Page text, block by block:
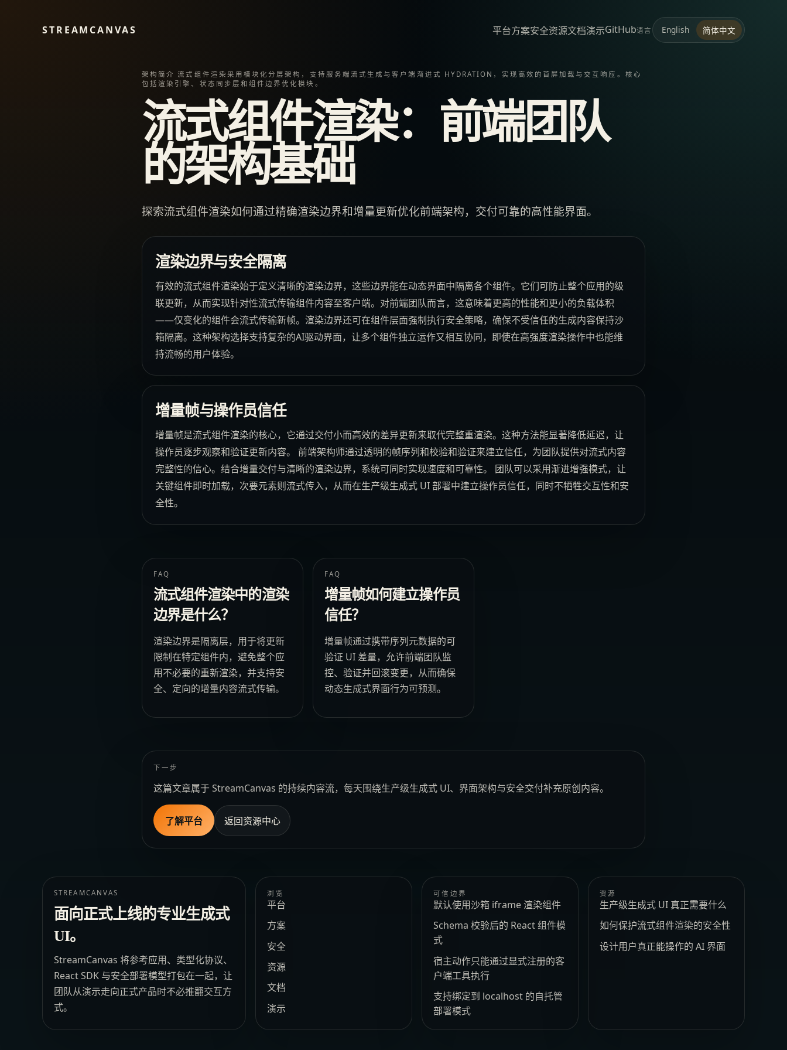
STREAMCANVAS 平台方案安全资源文档演示GitHub语言 English 简体中文
架构简介 流式组件渲染采用模块化分层架构，支持服务端流式生成与客户端渐进式 HYDRATION，实现高效的首屏加载与交互响应。核心
包括渲染引擎、状态同步层和组件边界优化模块。
流式组件渲染：前端团队
的架构基础
探索流式组件渲染如何通过精确渲染边界和增量更新优化前端架构，交付可靠的高性能界面。
渲染边界与安全隔离
有效的流式组件渲染始于定义清晰的渲染边界，这些边界能在动态界面中隔离各个组件。它们可防止整个应用的级
联更新，从而实现针对性流式传输组件内容至客户端。对前端团队而言，这意味着更高的性能和更小的负载体积
——仅变化的组件会流式传输新帧。渲染边界还可在组件层面强制执行安全策略，确保不受信任的生成内容保持沙
箱隔离。这种架构选择支持复杂的AI驱动界面，让多个组件独立运作又相互协同，即使在高强度渲染操作中也能维
持流畅的用户体验。
增量帧与操作员信任
增量帧是流式组件渲染的核心，它通过交付小而高效的差异更新来取代完整重渲染。这种方法能显著降低延迟，让
操作员逐步观察和验证更新内容。 前端架构师通过透明的帧序列和校验和验证来建立信任，为团队提供对流式内容
完整性的信心。结合增量交付与清晰的渲染边界，系统可同时实现速度和可靠性。 团队可以采用渐进增强模式，让
关键组件即时加载，次要元素则流式传入，从而在生产级生成式 UI 部署中建立操作员信任，同时不牺牲交互性和安
全性。
FAQ
流式组件渲染中的渲染
边界是什么？
渲染边界是隔离层，用于将更新
限制在特定组件内，避免整个应
用不必要的重新渲染，并支持安
全、定向的增量内容流式传输。
FAQ
增量帧如何建立操作员
信任？
增量帧通过携带序列元数据的可
验证 UI 差量，允许前端团队监
控、验证并回滚变更，从而确保
动态生成式界面行为可预测。
下一步
这篇文章属于 StreamCanvas 的持续内容流，每天围绕生产级生成式 UI、界面架构与安全交付补充原创内容。
了解平台 返回资源中心
STREAMCANVAS
面向正式上线的专业生成式
UI。
StreamCanvas 将参考应用、类型化协议、
React SDK 与安全部署模型打包在一起，让
团队从演示走向正式产品时不必推翻交互方
式。
浏览
平台
方案
安全
资源
文档
演示
可信边界
默认使用沙箱 iframe 渲染组件
Schema 校验后的 React 组件模
式
宿主动作只能通过显式注册的客
户端工具执行
支持绑定到 localhost 的自托管
部署模式
资源
生产级生成式 UI 真正需要什么
如何保护流式组件渲染的安全性
设计用户真正能操作的 AI 界面